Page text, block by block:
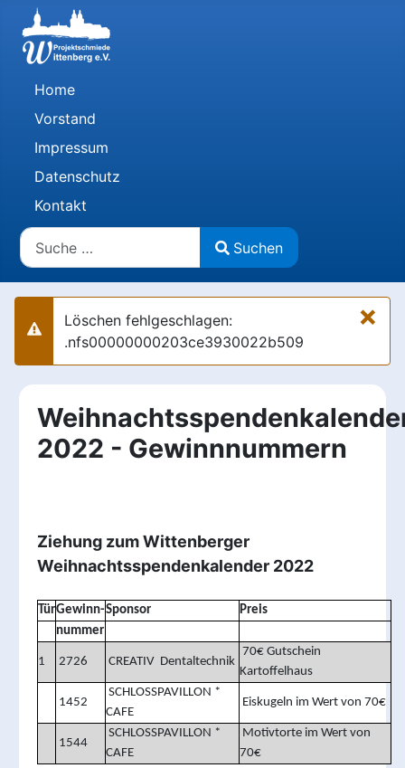
Home
Vorstand
Impressum
Datenschutz
Kontakt
Suchen
Type 2 or more characters for results.
Suchen
×
Warnung
Löschen fehlgeschlagen:
.nfs00000000203ce3930022b509
2022 - Gewinnnummern
Ziehung zum Wittenberger
Weihnachtsspendenkalender 2022
TürGewinn-Sponsor
Preis
nummer
1 2726 CREATIV Dentaltechnik
70€ Gutschein
Kartoffelhaus
1452
SCHLOSSPAVILLON *
CAFE
Eiskugeln im Wert von 70€
1544
SCHLOSSPAVILLON *
CAFE
Motivtorte im Wert von
70€